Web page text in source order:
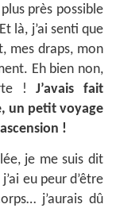
près possible
là, j’ai senti que
mes draps, mon
Eh bien non,
!J’avais fait
un petit voyage
!
je me suis dit
eu peur d’être
j’aurais dû